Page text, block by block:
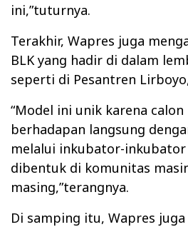
ini,”tuturnya.
Terakhir, Wapres juga
BLK yang hadir di dalam
seperti di Pesantren
“Model ini unik karena
berhadapan langsung
melalui inkubator-inkubator
dibentuk di komunitas
masing,”terangnya.
Di samping itu, Wapres